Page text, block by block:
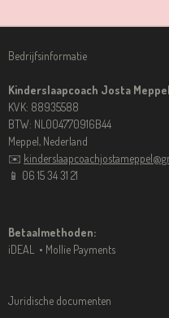
Bedrijfsinformatie
Kinderslaapcoach Josta Meppel
KVK: 88935588
BTW: NL004770916B44
Meppel, Nederland
✉️
📱 06 15 34 31 21
Betaalmethoden:
iDEAL • Mollie Payments
Juridische documenten